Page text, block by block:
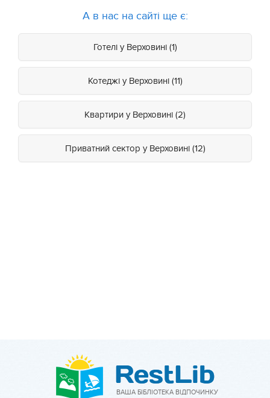
А в нас на сайті ще є:
Готелі у Верховині (1)
Котеджі у Верховині (11)
Квартири у Верховині (2)
Приватний сектор у Верховині (12)
ВАША БІБЛІОТЕКА ВІДПОЧИНКУ